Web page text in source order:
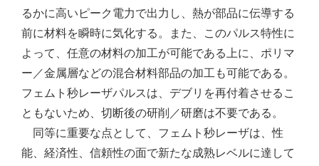
るかに高いピーク電力で出力し、熱が部品に伝導する
前に材料を瞬時に気化する。また、このパルス特性に
よって、任意の材料の加工が可能である上に、ポリマ
ー／金属層などの混合材料部品の加工も可能である。
フェムト秒レーザパルスは、デブリを再付着させるこ
ともないため、切断後の研削／研磨は不要である。
同等に重要な点として、フェムト秒レーザは、性
能、経済性、信頼性の面で新たな成熟レベルに達して